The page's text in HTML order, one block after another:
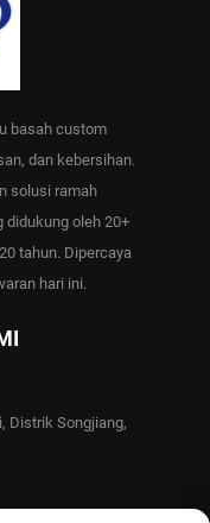
basah custom
dan kebersihan.
solusi ramah
didukung oleh 20+
tahun. Dipercaya
hari ini.
Distrik Songjiang,